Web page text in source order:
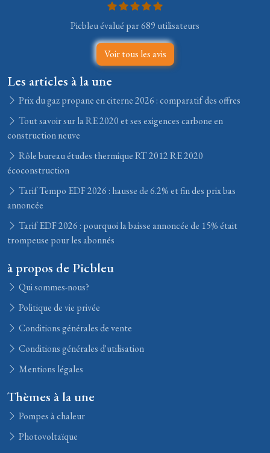
Picbleu évalué par 689 utilisateurs
Voir tous les avis
Les articles à la une
Prix du gaz propane en citerne 2026 : comparatif des offres
Tout savoir sur la RE 2020 et ses exigences carbone en
construction neuve
Rôle bureau études thermique RT 2012 RE 2020
écoconstruction
Tarif Tempo EDF 2026 : hausse de 6.2% et fin des prix bas
annoncée
Tarif EDF 2026 : pourquoi la baisse annoncée de 15% était
trompeuse pour les abonnés
à propos de Picbleu
Qui sommes-nous?
Politique de vie privée
Conditions générales de vente
Conditions générales d'utilisation
Mentions légales
Thèmes à la une
Pompes à chaleur
Photovoltaïque